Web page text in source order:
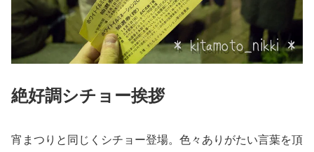
絶好調シチョー挨拶
宵まつりと同じくシチョー登場。色々ありがたい言葉を頂